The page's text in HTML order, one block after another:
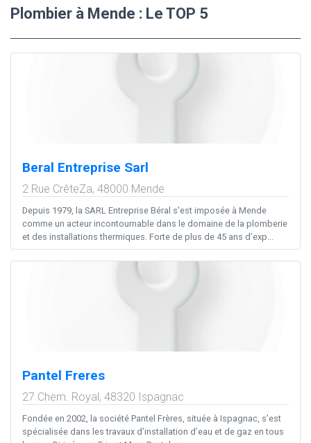
Plombier à Mende : Le TOP 5
Beral Entreprise Sarl
2 Rue CrêteZa, 48000 Mende
Depuis 1979, la SARL Entreprise Béral s’est imposée à Mende
comme un acteur incontournable dans le domaine de la plomberie
et des installations thermiques. Forte de plus de 45 ans d’exp...
Pantel Freres
27 Chem. Royal, 48320 Ispagnac
Fondée en 2002, la société Pantel Frères, située à Ispagnac, s’est
spécialisée dans les travaux d’installation d’eau et de gaz en tous